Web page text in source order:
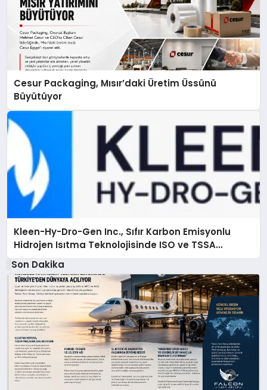
Cesur Packaging, Mısır’daki Üretim Üssünü
Büyütüyor
Kleen-Hy-Dro-Gen Inc., Sıfır Karbon Emisyonlu
Hidrojen Isıtma Teknolojisinde ISO ve TSSA
Düzenleyici Onaylarını Aldı
Son Dakika